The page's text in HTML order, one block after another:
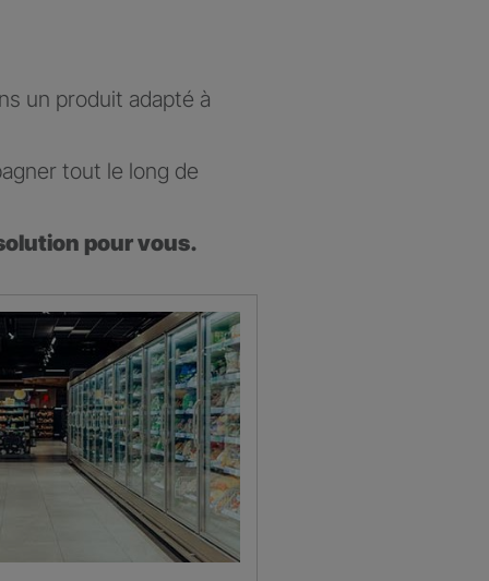
un produit adapté à
tout le long de
pour vous.